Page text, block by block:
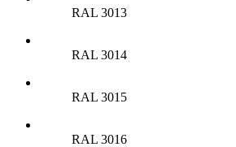
RAL 3013
RAL 3014
RAL 3015
RAL 3016